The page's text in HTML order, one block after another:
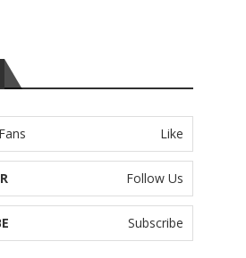
Fans Like
Follow Us
Subscribe